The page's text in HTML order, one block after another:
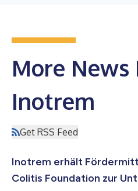
More News
Inotrem
Get RSS Feed
Inotrem erhält
Colitis Foundation zur